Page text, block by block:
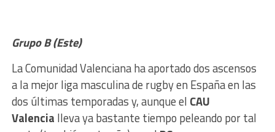
Grupo B (Este)
La Comunidad Valenciana ha aportado dos ascensos
a la mejor liga masculina de rugby en España en las
dos últimas temporadas y, aunque el CAU
Valencia lleva ya bastante tiempo peleando por tal